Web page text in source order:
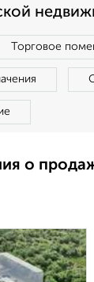
Торговое
о